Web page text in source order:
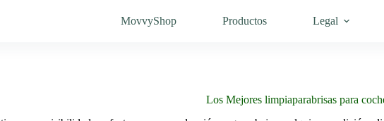
MovvyShop Productos Legal
Los Mejores limpiaparabrisas para